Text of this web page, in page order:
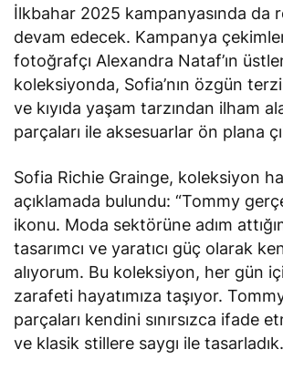
İlkbahar 2025 kampanyasında da
devam edecek. Kampanya
fotoğrafçı Alexandra Nataf’ın
koleksiyonda, Sofia’nın özgün
ve kıyıda yaşam tarzından ilham
parçaları ile aksesuarlar ön plana
Sofia Richie Grainge, koleksiyon
açıklamada bulundu: “Tommy
ikonu. Moda sektörüne adım
tasarımcı ve yaratıcı güç olarak
alıyorum. Bu koleksiyon, her gün
zarafeti hayatımıza taşıyor.
parçaları kendini sınırsızca ifade
ve klasik stillere saygı ile